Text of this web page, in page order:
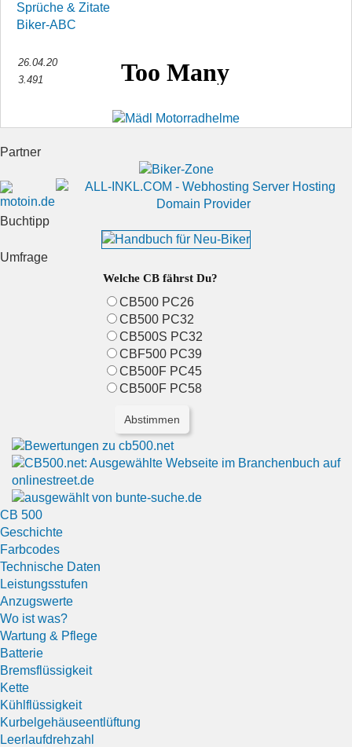
Sprüche & Zitate
Biker-ABC
26.04.20
3.491
Partner
Buchtipp
Umfrage
Welche CB fährst Du?
CB500 PC26
CB500 PC32
CB500S PC32
CBF500 PC39
CB500F PC45
CB500F PC58
CB 500
Geschichte
Farbcodes
Technische Daten
Leistungsstufen
Anzugswerte
Wo ist was?
Wartung & Pflege
Batterie
Bremsflüssigkeit
Kette
Kühlflüssigkeit
Kurbelgehäuseentlüftung
Leerlaufdrehzahl